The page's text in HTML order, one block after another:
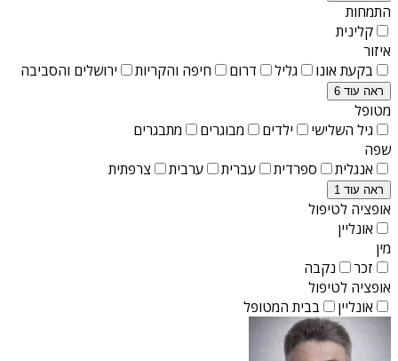
התמחות
קלינית
איזור
בקעת אונו
גליל דרום חיפה והקריות ירושלים והסביבה
ראה עוד 6
מטופל
גיל השלישי
ילדים מבוגרים
מתבגרים
שפה
אנגלית
ספרדית עברית ערבית צרפתית
ראה עוד 1
אופציה לטיפול
אונליין
מין
זכר
נקבה
אופציה לטיפול
אונליין
בבית המטופל